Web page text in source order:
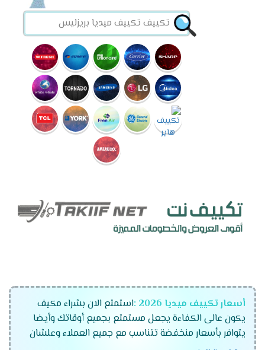
أسعار تكييف ميديا 2026 :
استمتع الان بشراء مكيف
يكون عالى الكفاءة يجعل مستمتع بجميع أوقاتك وأيضا
يتوافر بأسعار منخفضة تتناسب مع جميع العملاء وعلشان